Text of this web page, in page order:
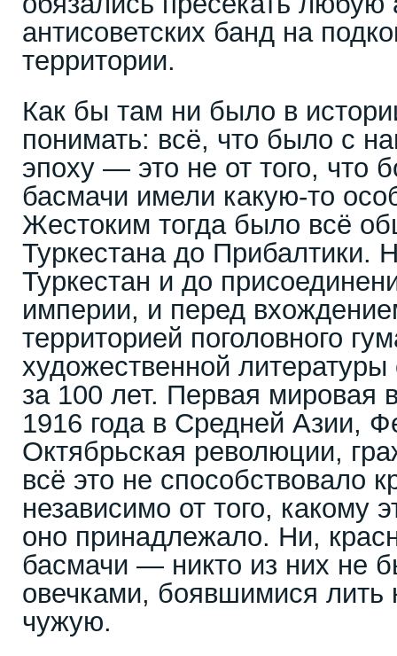
антисоветских банд на
территории.
Как бы там ни было в
понимать: всё, что было с
эпоху — это не от того, что
басмачи имели какую-то
Жестоким тогда было всё
Туркестана до Прибалтики.
Туркестан и до
империи, и перед
территорией поголовного
художественной
за 100 лет. Первая мировая
1916 года в Средней Азии,
Октябрьская революции,
всё это не способствовало
независимо от того, какому
оно принадлежало. Ни,
басмачи — никто из них не
овечками, боявшимися
чужую.